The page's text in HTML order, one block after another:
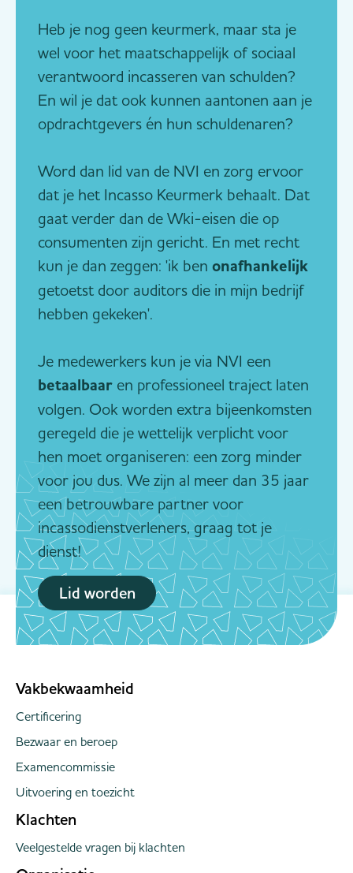
Heb je nog geen keurmerk, maar sta je
wel voor het maatschappelijk of sociaal
verantwoord incasseren van schulden?
En wil je dat ook kunnen aantonen aan je
opdrachtgevers én hun schuldenaren?
Word dan lid van de NVI en zorg ervoor
dat je het Incasso Keurmerk behaalt. Dat
gaat verder dan de Wki-eisen die op
consumenten zijn gericht. En met recht
kun je dan zeggen: 'ik ben onafhankelijk
getoetst door auditors die in mijn bedrijf
hebben gekeken'.
Je medewerkers kun je via NVI een
betaalbaar en professioneel traject laten
volgen. Ook worden extra bijeenkomsten
geregeld die je wettelijk verplicht voor
hen moet organiseren: een zorg minder
voor jou dus. We zijn al meer dan 35 jaar
een betrouwbare partner voor
incassodienstverleners, graag tot je
dienst!
Lid worden
Vakbekwaamheid
Certificering
Bezwaar en beroep
Examencommissie
Uitvoering en toezicht
Klachten
Veelgestelde vragen bij klachten